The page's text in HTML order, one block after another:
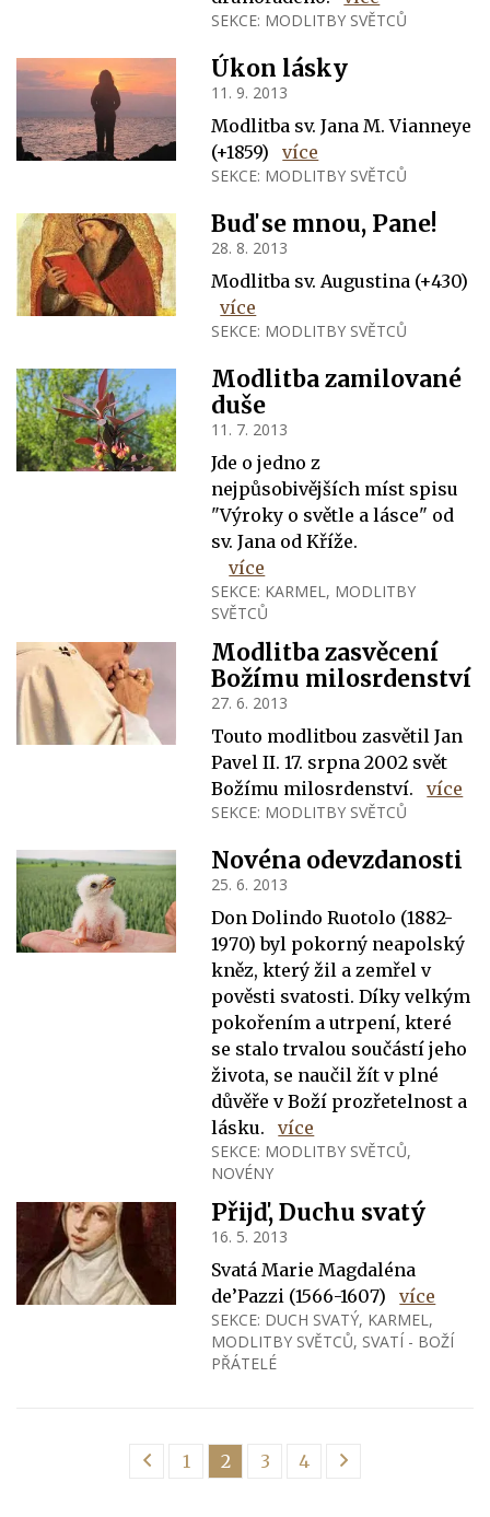
SEKCE: MODLITBY SVĚTCŮ
Úkon lásky
11. 9. 2013
Modlitba sv. Jana M. Vianneye
(+1859)
více
SEKCE: MODLITBY SVĚTCŮ
Buď se mnou, Pane!
28. 8. 2013
Modlitba sv. Augustina (+430)
více
SEKCE: MODLITBY SVĚTCŮ
Modlitba zamilované
duše
11. 7. 2013
Jde o jedno z
nejpůsobivějších míst spisu
"Výroky o světle a lásce" od
sv. Jana od Kříže.
více
SEKCE: KARMEL, MODLITBY
SVĚTCŮ
Modlitba zasvěcení
Božímu milosrdenství
27. 6. 2013
Touto modlitbou zasvětil Jan
Pavel II. 17. srpna 2002 svět
Božímu milosrdenství.
více
SEKCE: MODLITBY SVĚTCŮ
Novéna odevzdanosti
25. 6. 2013
Don Dolindo Ruotolo (1882-
1970) byl pokorný neapolský
kněz, který žil a zemřel v
pověsti svatosti. Díky velkým
pokořením a utrpení, které
se stalo trvalou součástí jeho
života, se naučil žít v plné
důvěře v Boží prozřetelnost a
lásku.
více
SEKCE: MODLITBY SVĚTCŮ,
NOVÉNY
Přijď, Duchu svatý
16. 5. 2013
Svatá Marie Magdaléna
de’Pazzi (1566-1607)
více
SEKCE: DUCH SVATÝ, KARMEL,
MODLITBY SVĚTCŮ, SVATÍ - BOŽÍ
PŘÁTELÉ
1 2 3 4